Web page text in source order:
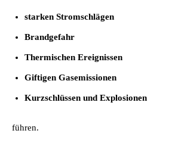
starken Stromschlägen
Brandgefahr
Thermischen Ereignissen
Giftigen Gasemissionen
Kurzschlüssen und Explosionen
führen.